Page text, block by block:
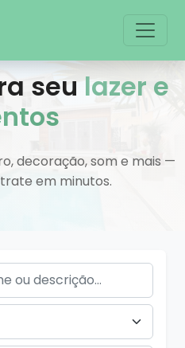
seulazer e
decoração, som e mais —
em minutos.